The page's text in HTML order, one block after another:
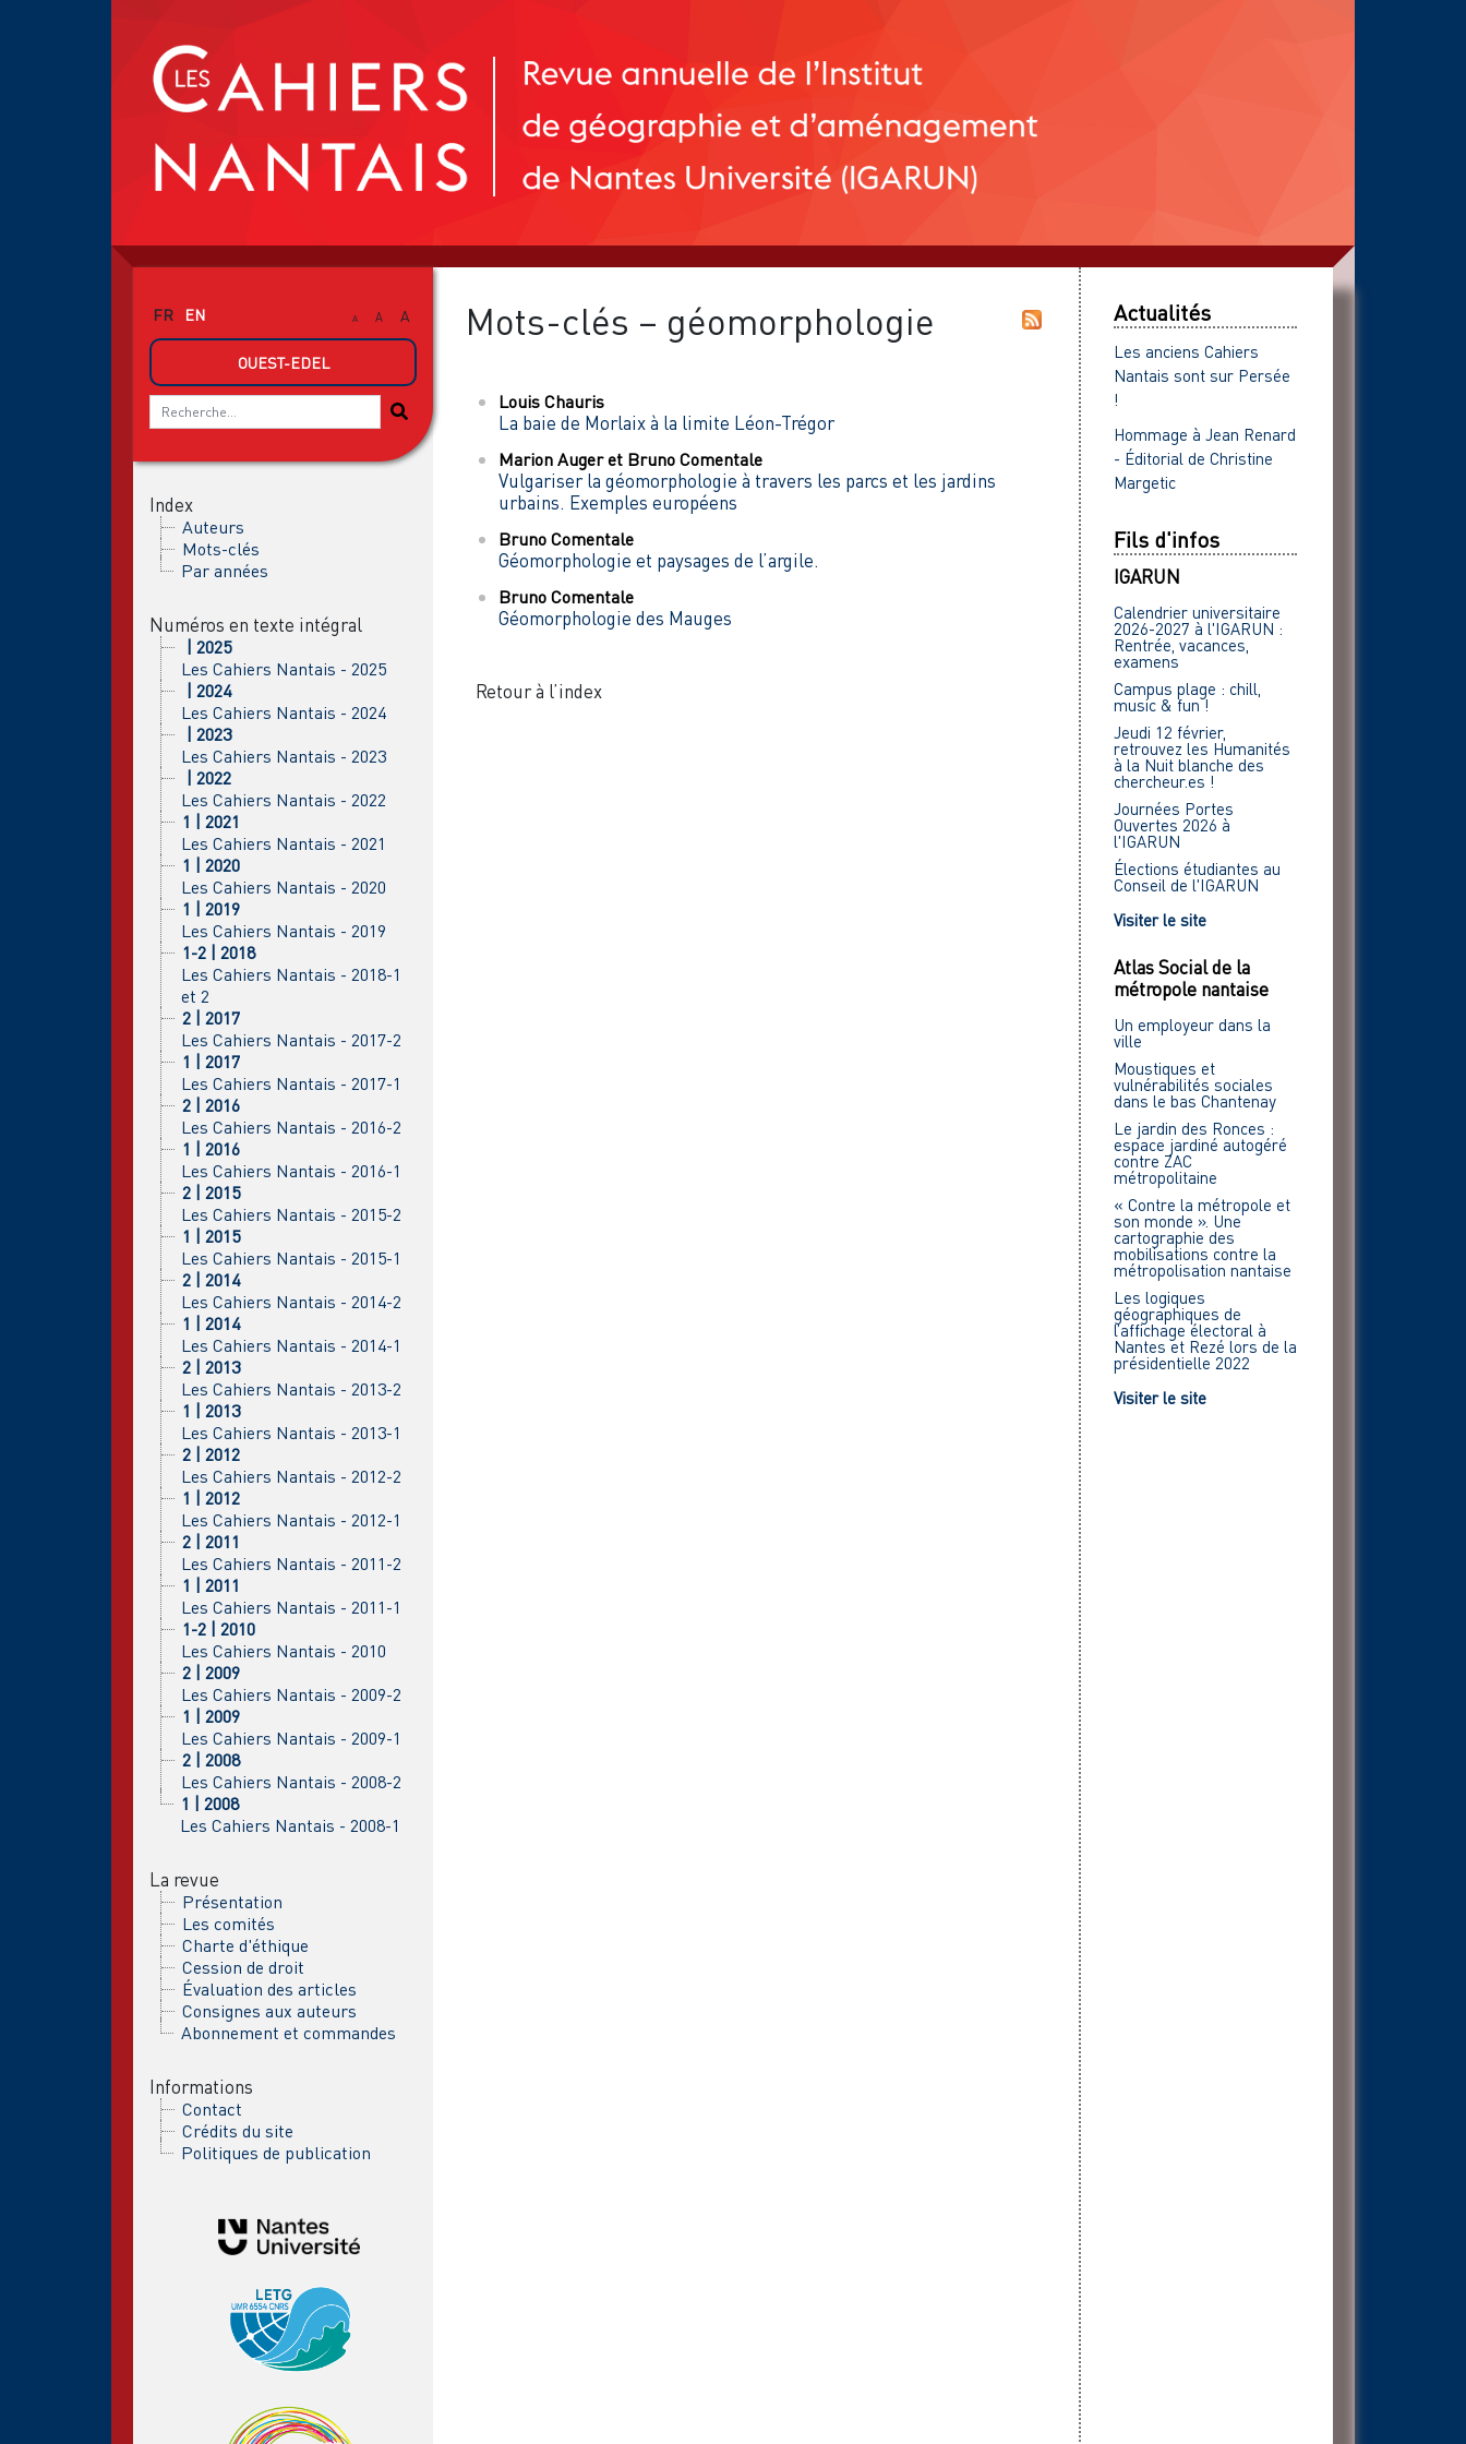
FR EN A A A
OUEST-EDEL
Index
Auteurs
Mots-clés
Par années
Numéros en texte intégral
| 2025
Les Cahiers Nantais - 2025
| 2024
Les Cahiers Nantais - 2024
| 2023
Les Cahiers Nantais - 2023
| 2022
Les Cahiers Nantais - 2022
1 | 2021
Les Cahiers Nantais - 2021
1 | 2020
Les Cahiers Nantais - 2020
1 | 2019
Les Cahiers Nantais - 2019
1-2 | 2018
Les Cahiers Nantais - 2018-1
et 2
2 | 2017
Les Cahiers Nantais - 2017-2
1 | 2017
Les Cahiers Nantais - 2017-1
2 | 2016
Les Cahiers Nantais - 2016-2
1 | 2016
Les Cahiers Nantais - 2016-1
2 | 2015
Les Cahiers Nantais - 2015-2
1 | 2015
Les Cahiers Nantais - 2015-1
2 | 2014
Les Cahiers Nantais - 2014-2
1 | 2014
Les Cahiers Nantais - 2014-1
2 | 2013
Les Cahiers Nantais - 2013-2
1 | 2013
Les Cahiers Nantais - 2013-1
2 | 2012
Les Cahiers Nantais - 2012-2
1 | 2012
Les Cahiers Nantais - 2012-1
2 | 2011
Les Cahiers Nantais - 2011-2
1 | 2011
Les Cahiers Nantais - 2011-1
1-2 | 2010
Les Cahiers Nantais - 2010
2 | 2009
Les Cahiers Nantais - 2009-2
1 | 2009
Les Cahiers Nantais - 2009-1
2 | 2008
Les Cahiers Nantais - 2008-2
1 | 2008
Les Cahiers Nantais - 2008-1
La revue
Présentation
Les comités
Charte d'éthique
Cession de droit
Évaluation des articles
Consignes aux auteurs
Abonnement et commandes
Informations
Contact
Crédits du site
Politiques de publication
Mots-clés – géomorphologie
Louis Chauris
La baie de Morlaix à la limite Léon-Trégor
Marion Augeret Bruno Comentale
Vulgariser la géomorphologie à travers les parcs et les jardins
urbains. Exemples européens
Bruno Comentale
Géomorphologie et paysages de l’argile.
Bruno Comentale
Géomorphologie des Mauges
Retour à l’index
Actualités
Les anciens Cahiers
Nantais sont sur Persée
!
Hommage à Jean Renard
- Éditorial de Christine
Margetic
Fils d'infos
IGARUN
Calendrier universitaire
2026-2027 à l'IGARUN :
Rentrée, vacances,
examens
Campus plage : chill,
music & fun !
Jeudi 12 février,
retrouvez les Humanités
à la Nuit blanche des
chercheur.es !
Journées Portes
Ouvertes 2026 à
l'IGARUN
Élections étudiantes au
Conseil de l'IGARUN
Visiter le site
Atlas Social de la
métropole nantaise
Un employeur dans la
ville
Moustiques et
vulnérabilités sociales
dans le bas Chantenay
Le jardin des Ronces :
espace jardiné autogéré
contre ZAC
métropolitaine
« Contre la métropole et
son monde ». Une
cartographie des
mobilisations contre la
métropolisation nantaise
Les logiques
géographiques de
l’affichage électoral à
Nantes et Rezé lors de la
présidentielle 2022
Visiter le site